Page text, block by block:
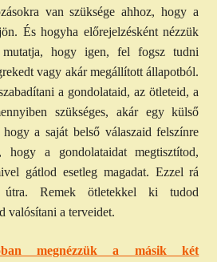
van szüksége ahhoz, hogy a
És hogyha előrejelzésként nézzük
hogy igen, fel fogsz tudni
vagy akár megállított állapotból.
a gondolataid, az ötleteid, a
szükséges, akár egy külső
a saját belső válaszaid felszínre
hogy a gondolataidat megtisztítod,
gátlod esetleg magadat. Ezzel rá
Remek ötletekkel ki tudod
valósítani a terveidet.
megnézzük a másik két